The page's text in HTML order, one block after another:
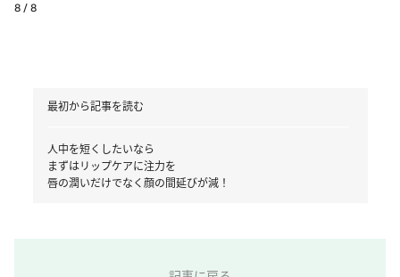
8 / 8
最初から記事を読む
人中を短くしたいなら
まずはリップケアに注力を
唇の潤いだけでなく顔の間延びが減！